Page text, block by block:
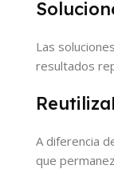
Las
resultados
A diferencia
que